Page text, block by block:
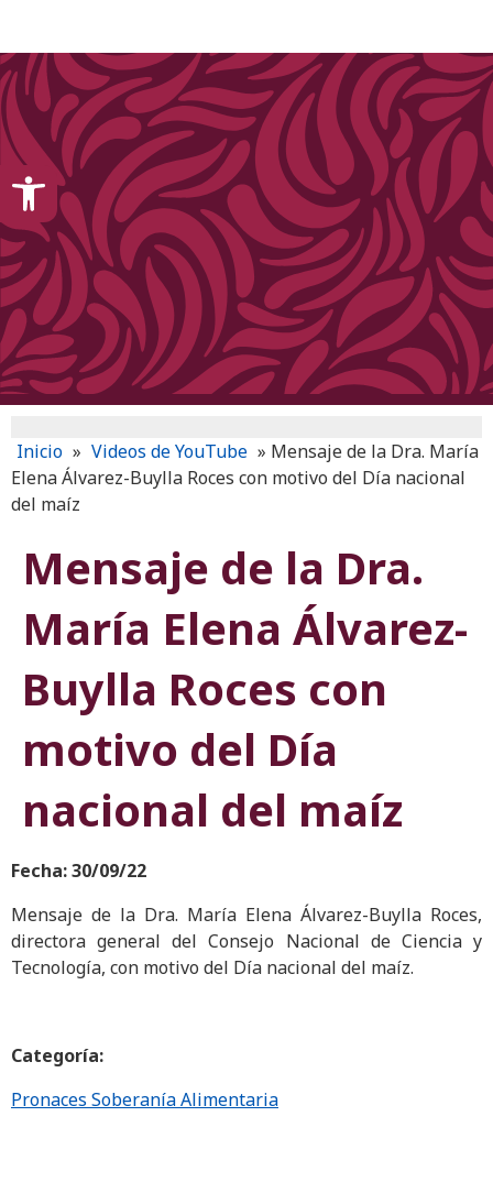
Inicio » Videos de YouTube » Mensaje de la Dra. María
Elena Álvarez-Buylla Roces con motivo del Día nacional
del maíz
Mensaje de la Dra.
María Elena Álvarez-
Buylla Roces con
motivo del Día
nacional del maíz
Fecha: 30/09/22
Mensaje de la Dra. María Elena Álvarez-Buylla Roces,
directora general del Consejo Nacional de Ciencia y
Tecnología, con motivo del Día nacional del maíz.
Categoría:
Pronaces Soberanía Alimentaria
Open toolbar